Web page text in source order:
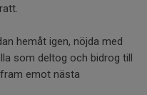
hemåt igen, nöjda med
som deltog och bidrog till
emot nästa